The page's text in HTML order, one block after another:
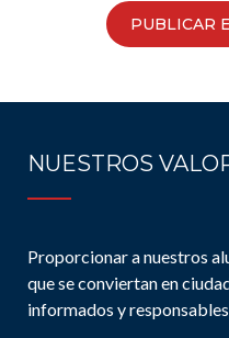
NUESTROS
Proporcionar a nuestros
que se conviertan en
informados y responsables